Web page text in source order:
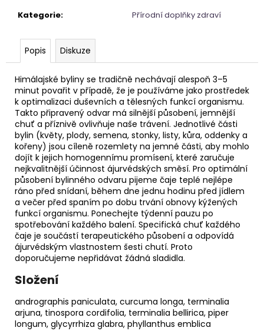
Kategorie: Přírodní doplňky zdraví
Popis Diskuze
Himálajské byliny se tradičně nechávají alespoň 3–5
minut povařit v případě, že je používáme jako prostředek
k optimalizaci duševních a tělesných funkcí organismu.
Takto připravený odvar má silnější působení, jemnější
chuť a příznivě ovlivňuje naše trávení. Jednotlivé části
bylin (květy, plody, semena, stonky, listy, kůra, oddenky a
kořeny) jsou cíleně rozemlety na jemné části, aby mohlo
dojít k jejich homogennímu promísení, které zaručuje
nejkvalitnější účinnost ájurvédských směsí. Pro optimální
působení bylinného odvaru pijeme čaje teplé nejlépe
ráno před snídaní, během dne jednu hodinu před jídlem
a večer před spaním po dobu trvání obnovy kýžených
funkcí organismu. Ponechejte týdenní pauzu po
spotřebování každého balení. Specifická chuť každého
čaje je součástí terapeutického působení a odpovídá
ájurvédským vlastnostem šesti chutí. Proto
doporučujeme nepřidávat žádná sladidla.
Složení
andrographis paniculata, curcuma longa, terminalia
arjuna, tinospora cordifolia, terminalia bellirica, piper
longum, glycyrrhiza glabra, phyllanthus emblica